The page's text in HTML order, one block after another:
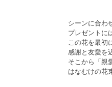
シーンに合わ
プレゼントに
この花を最初
感謝と友愛を
そこから「親
はなむけの花